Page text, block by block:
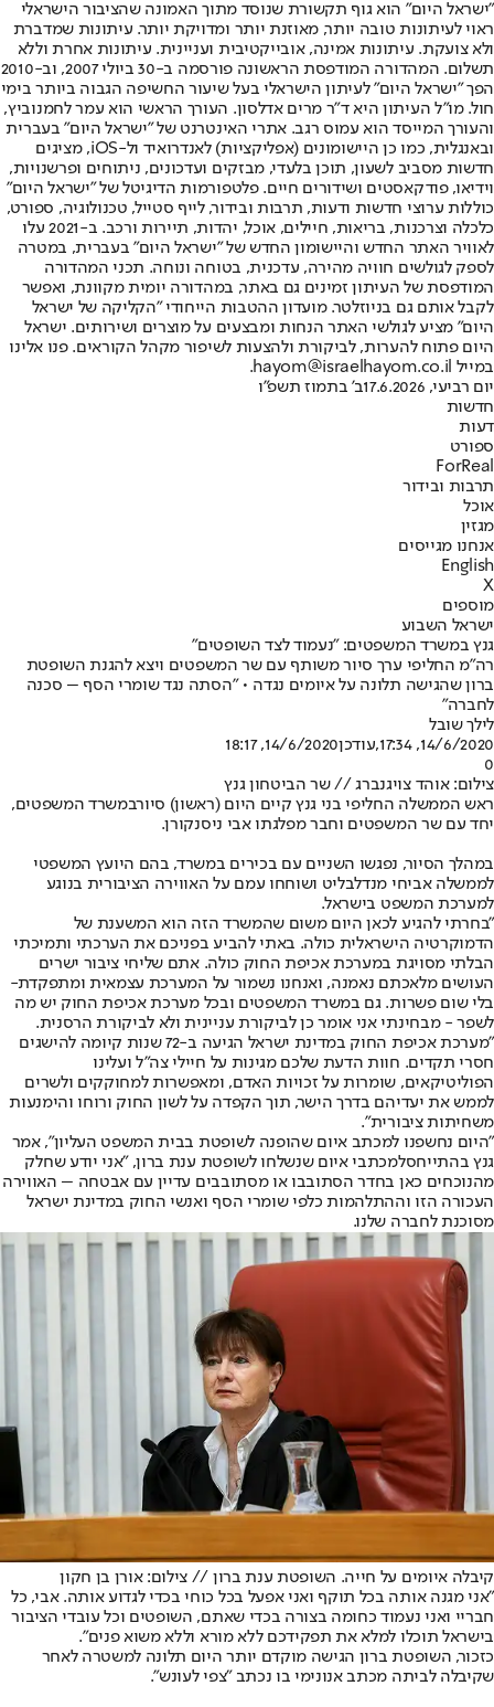
"ישראל היום" הוא גוף תקשורת שנוסד מתוך האמונה שהציבור הישראלי
ראוי לעיתונות טובה יותר, מאוזנת יותר ומדויקת יותר. עיתונות שמדברת
ולא צועקת. עיתונות אמינה, אובייקטיבית ועניינית. עיתונות אחרת וללא
תשלום. המהדורה המודפסת הראשונה פורסמה ב-30 ביולי 2007, וב-2010
הפך "ישראל היום" לעיתון הישראלי בעל שיעור החשיפה הגבוה ביותר בימי
חול. מו"ל העיתון היא ד"ר מרים אדלסון. העורך הראשי הוא עמר לחמנוביץ,
והעורך המייסד הוא עמוס רגב. אתרי האינטרנט של "ישראל היום" בעברית
ובאנגלית, כמו כן היישומונים (אפליקציות) לאנדרואיד ול-iOS, מציגים
חדשות מסביב לשעון, תוכן בלעדי, מבזקים ועדכונים, ניתוחים ופרשנויות,
וידיאו, פודקאסטים ושידורים חיים. פלטפורמות הדיגיטל של "ישראל היום"
כוללות ערוצי חדשות ודעות, תרבות ובידור, לייף סטייל, טכנולוגיה, ספורט,
כלכלה וצרכנות, בריאות, חיילים, אוכל, יהדות, תיירות ורכב. ב-2021 עלו
לאוויר האתר החדש והיישומון החדש של "ישראל היום" בעברית, במטרה
לספק לגולשים חוויה מהירה, עדכנית, בטוחה ונוחה. תכני המהדורה
המודפסת של העיתון זמינים גם באתר, במהדורה יומית מקוונת, ואפשר
לקבל אותם גם בניוזלטר. מועדון ההטבות הייחודי "הקליקה של ישראל
היום" מציע לגולשי האתר הנחות ומבצעים על מוצרים ושירותים. ישראל
היום פתוח להערות, לביקורת ולהצעות לשיפור מקהל הקוראים. פנו אלינו
במייל hayom@israelhayom.co.il.
יום רביעי, 17.6.2026
ב' בתמוז תשפ"ו
חדשות
דעות
ספורט
ForReal
תרבות ובידור
אוכל
מגזין
אנחנו מגייסים
English
X
מוספים
ישראל השבוע
גנץ במשרד המשפטים: "נעמוד לצד השופטים"
רה"מ החליפי ערך סיור משותף עם שר המשפטים ויצא להגנת השופטת
ברון שהגישה תלונה על איומים נגדה • "הסתה נגד שומרי הסף – סכנה
לחברה"
לילך שובל
14/6/2020, 17:34
,עודכן14/6/2020, 18:17
0
צילום: אוהד צויגנברג // שר הביטחון גנץ
ראש הממשלה החליפי בני גנץ קיים היום (ראשון) סיורבמשרד המשפטים,
יחד עם שר המשפטים וחבר מפלגתו אבי ניסנקורן.
במהלך הסיור, נפגשו השניים עם בכירים במשרד, בהם היועץ המשפטי
לממשלה אביחי מנדלבליט ושוחחו עמם על האווירה הציבורית בנוגע
למערכת המשפט בישראל.
"בחרתי להגיע לכאן היום משום שהמשרד הזה הוא המשענת של
הדמוקרטיה הישראלית כולה. באתי להביע בפניכם את הערכתי ותמיכתי
הבלתי מסויגת במערכת אכיפת החוק כולה. אתם שליחי ציבור ישרים
העושים מלאכתם נאמנה, ואנחנו נשמור על המערכת עצמאית ומתפקדת-
בלי שום פשרות. גם במשרד המשפטים ובכל מערכת אכיפת החוק יש מה
לשפר - מבחינתי אני אומר כן לביקורת עניינית ולא לביקורת הרסנית.
"מערכת אכיפת החוק במדינת ישראל הגיעה ב-72 שנות קיומה להישגים
חסרי תקדים. חוות הדעת שלכם מגינות על חיילי צה"ל ועלינו
הפוליטיקאים, שומרות על זכויות האדם, ומאפשרות למחוקקים ולשרים
לממש את יעדיהם בדרך הישר, תוך הקפדה על לשון החוק ורוחו והימנעות
משחיתות ציבורית".
"היום נחשפנו למכתב איום שהופנה לשופטת בבית המשפט העליון", אמר
גנץ בהתייחסלמכתבי איום שנשלחו לשופטת ענת ברון, "אני יודע שחלק
מהנוכחים כאן בחדר הסתובבו או מסתובבים עדיין עם אבטחה – האווירה
העכורה הזו וההתלהמות כלפי שומרי הסף ואנשי החוק במדינת ישראל
מסוכנת לחברה שלנו.
קיבלה איומים על חייה. השופטת ענת ברון // צילום: אורן בן חקון
"אני מגנה אותה בכל תוקף ואני אפעל בכל כוחי בכדי לגדוע אותה. אבי, כל
חבריי ואני נעמוד כחומה בצורה בכדי שאתם, השופטים וכל עובדי הציבור
בישראל תוכלו למלא את תפקידכם ללא מורא וללא משוא פנים".
כזכור, השופטת ברון הגישה מוקדם יותר היום תלונה למשטרה לאחר
שקיבלה לביתה מכתב אנונימי בו נכתב "צפי לעונש".